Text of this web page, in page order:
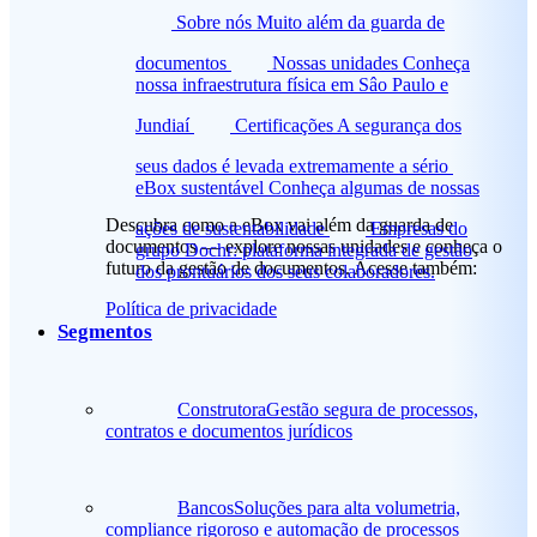
Sobre nós Muito além da guarda de
documentos
Nossas unidades Conheça
nossa infraestrutura física em Sâo Paulo e
Jundiaí
Certificações A segurança dos
seus dados é levada extremamente a sério
eBox sustentável Conheça algumas de nossas
ações de sustentabilidade
Empresas do
grupo Dochr: plataforma integrada de gestão
dos prontuários dos seus colaboradores.
Descubra como a eBox vai além da guarda de
documentos — explore nossas unidades e conheça o
futuro da gestão de documentos. Acesse também:
Política de privacidade
Segmentos
ConstrutoraGestão segura de processos,
contratos e documentos jurídicos
BancosSoluções para alta volumetria,
compliance rigoroso e automação de processos